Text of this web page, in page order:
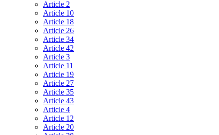
Article 2
Article 10
Article 18
Article 26
Article 34
Article 42
Article 3
Article 11
Article 19
Article 27
Article 35
Article 43
Article 4
Article 12
Article 20